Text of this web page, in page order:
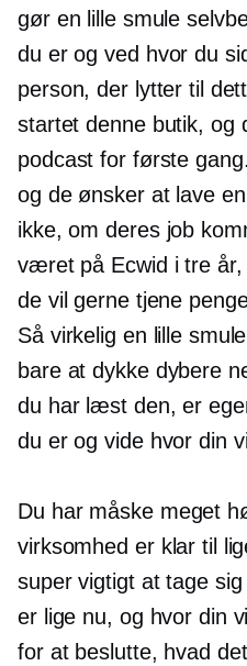
gør en lille smule
du er og ved hvor du
person, der lytter til
startet denne butik, og
podcast for første
og ​​de ønsker at lave
ikke, om deres job
været på Ecwid i tre
de vil gerne tjene
Så virkelig en lille
bare at dykke dybere
du har læst den, er
du er og vide hvor din
Du har måske meget
virksomhed er klar til
super vigtigt at tage
er lige nu, og hvor din
for at beslutte, hvad